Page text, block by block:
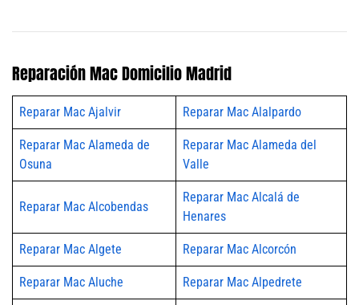
Reparación Mac Domicilio Madrid
Reparar Mac Ajalvir Reparar Mac Alalpardo
Reparar Mac Alameda de
Osuna
Reparar Mac Alameda del
Valle
Reparar Mac Alcobendas
Reparar Mac Alcalá de
Henares
Reparar Mac Algete Reparar Mac Alcorcón
Reparar Mac Aluche Reparar Mac Alpedrete